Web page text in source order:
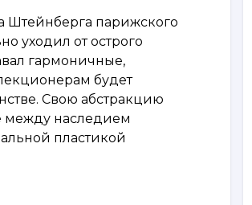
Штейнберга парижского
уходил от острого
гармоничные,
будет
Свою абстракцию
между наследием
пластикой